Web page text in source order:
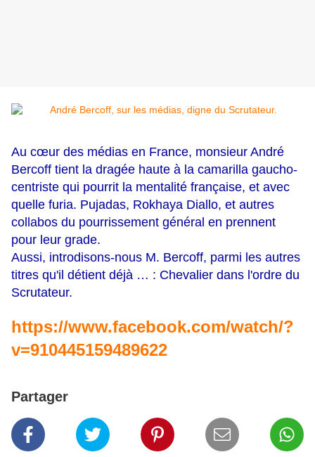
Au cœur des médias en France, monsieur André
Bercoff tient la dragée haute à la camarilla gaucho-
centriste qui pourrit la mentalité française, et avec
quelle furia. Pujadas, Rokhaya Diallo, et autres
collabos du pourrissement général en prennent
pour leur grade.
Aussi, introdisons-nous M. Bercoff, parmi les autres
titres qu'il détient déjà … : Chevalier dans l'ordre du
Scrutateur.
https://www.facebook.com/watch/?
v=910445159489622
Partager